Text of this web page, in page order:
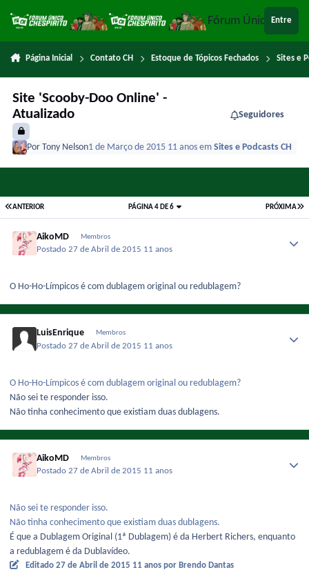
Fórum ÚnicoEntre
Página Inicial Contato CH Estoque de Tópicos Fechados Sites e
Site 'Scooby-Doo Online' -
Atualizado
Seguidores
PorTony Nelson1 de Março de 2015 11 anosemSites e Podcasts CH
ANTERIOR PRÓXIMA
PÁGINA 4 DE 6
AikoMD Membros
Postado27 de Abril de 2015 11 anos
O Ho-Ho-Límpicos é com dublagem original ou redublagem?
LuisEnrique Membros
Postado27 de Abril de 2015 11 anos
O Ho-Ho-Límpicos é com dublagem original ou redublagem?
Não sei te responder isso.
Não tinha conhecimento que existiam duas dublagens.
AikoMD Membros
Postado27 de Abril de 2015 11 anos
Não sei te responder isso.
Não tinha conhecimento que existiam duas dublagens.
É que a Dublagem Original (1ª Dublagem) é da Herbert Richers, enquanto
a redublagem é da Dublavídeo.
Editado 27 de Abril de 2015 11 anos por Brendo Dantas